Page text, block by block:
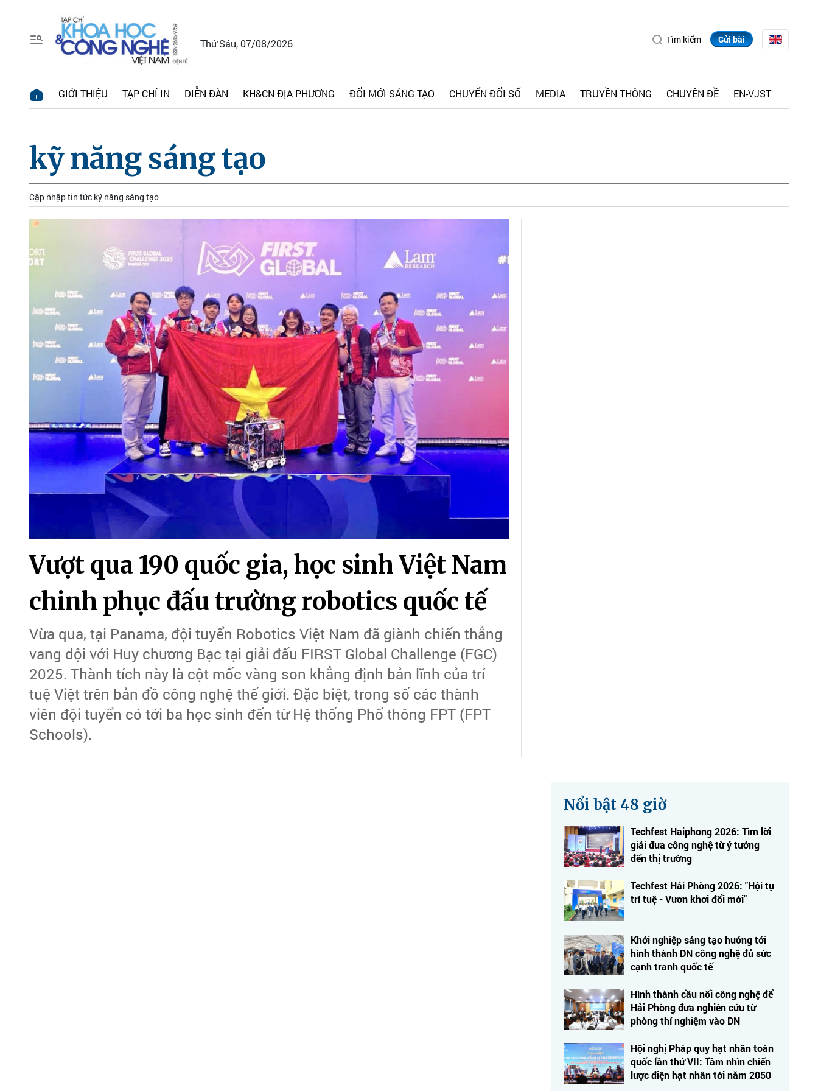
Thứ Sáu, 07/08/2026 Tìm kiếm Gửi bài
GIỚI THIỆU TẠP CHÍ IN DIỄN ĐÀN KH&CN ĐỊA PHƯƠNG ĐỔI MỚI SÁNG TẠO CHUYỂN ĐỔI SỐ MEDIA TRUYỀN THÔNG CHUYÊN ĐỀ EN-VJST
kỹ năng sáng tạo
Cập nhập tin tức kỹ năng sáng tạo
Vượt qua 190 quốc gia, học sinh Việt Nam
chinh phục đấu trường robotics quốc tế
Vừa qua, tại Panama, đội tuyển Robotics Việt Nam đã giành chiến thắng
vang dội với Huy chương Bạc tại giải đấu FIRST Global Challenge (FGC)
2025. Thành tích này là cột mốc vàng son khẳng định bản lĩnh của trí
tuệ Việt trên bản đồ công nghệ thế giới. Đặc biệt, trong số các thành
viên đội tuyển có tới ba học sinh đến từ Hệ thống Phổ thông FPT (FPT
Schools).
Nổi bật 48 giờ
Techfest Haiphong 2026: Tìm lời
giải đưa công nghệ từ ý tưởng
đến thị trường
Techfest Hải Phòng 2026: "Hội tụ
trí tuệ - Vươn khơi đổi mới"
Khởi nghiệp sáng tạo hướng tới
hình thành DN công nghệ đủ sức
cạnh tranh quốc tế
Hình thành cầu nối công nghệ để
Hải Phòng đưa nghiên cứu từ
phòng thí nghiệm vào DN
Hội nghị Pháp quy hạt nhân toàn
quốc lần thứ VII: Tầm nhìn chiến
lược điện hạt nhân tới năm 2050